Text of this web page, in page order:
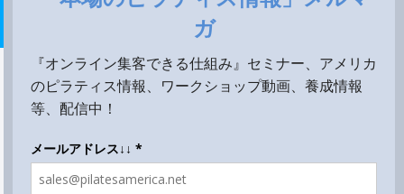
Copyright © 2014-2026 LALA STYLE, LLC All Rights Reserved.